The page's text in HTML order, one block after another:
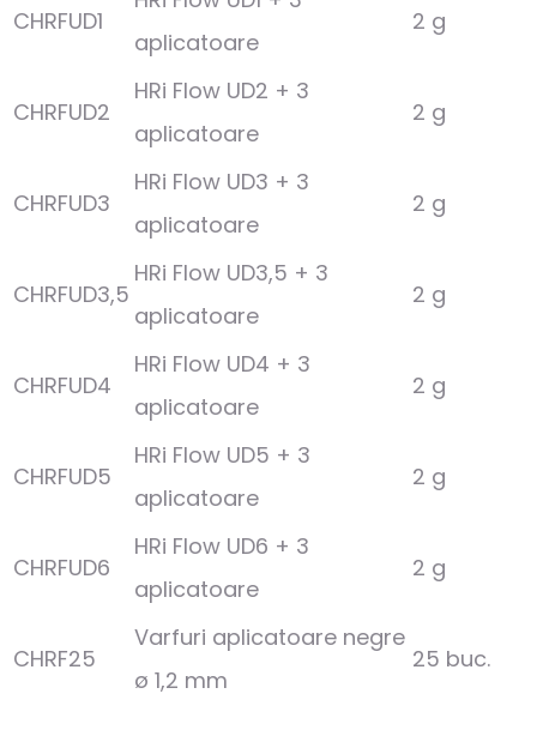
CHRFUD1
aplicatoare
2 g
CHRFUD2
HRi Flow UD2 + 3
aplicatoare
2 g
CHRFUD3
HRi Flow UD3 + 3
aplicatoare
2 g
CHRFUD3,5
HRi Flow UD3,5 + 3
aplicatoare
2 g
CHRFUD4
HRi Flow UD4 + 3
aplicatoare
2 g
CHRFUD5
HRi Flow UD5 + 3
aplicatoare
2 g
CHRFUD6
HRi Flow UD6 + 3
aplicatoare
2 g
CHRF25
Varfuri aplicatoare negre
ø 1,2 mm
25 buc.